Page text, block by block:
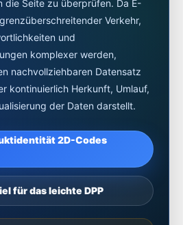
die Seite zu überprüfen. Da E-
Verkehr,
und
komplexer werden,
nachvollziehbaren Datensatz
kontinuierlich Herkunft, Umlauf,
der Daten darstellt.
2D-Codes
für das leichte DPP